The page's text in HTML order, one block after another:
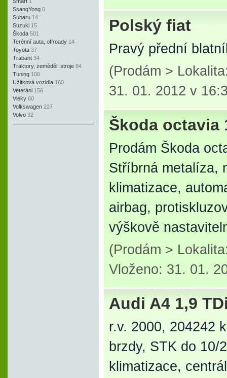
SsangYong 0
Subaru 14
Suzuki 15
Škoda 501
Terénní auta, offroady 14
Toyota 37
Trabant 34
Traktory, zeměděl. stroje 84
Tuning 106
Užitková vozidla 160
Veteráni 156
Vleky 60
Volkswagen 227
Volvo 32
Polský fiat
Pravý přední
(Prodám >
31. 01. 2012 v
Škoda octavia
Prodám Škoda
Stříbrná metalíza,
klimatizace,
airbag,
výškově
(Prodám >
Vloženo: 31. 01.
Audi A4 1,9
r.v. 2000, 204242
brzdy, STK do 10/
klimatizace,